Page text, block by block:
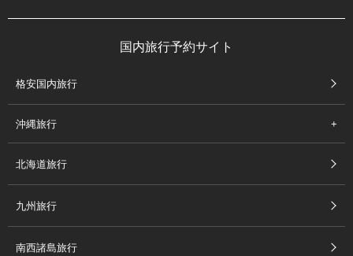
国内旅行予約サイト
格安国内旅行
沖縄旅行
北海道旅行
九州旅行
南西諸島旅行